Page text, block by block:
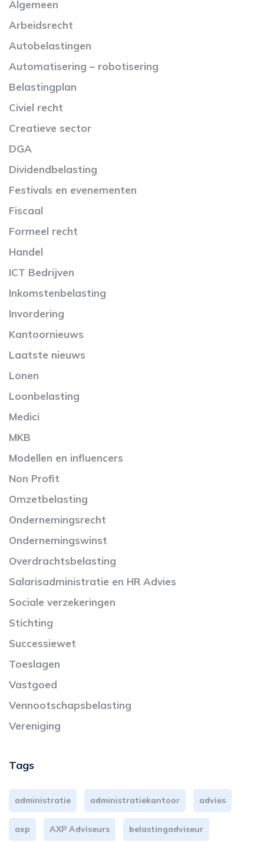
Algemeen
Arbeidsrecht
Autobelastingen
Automatisering – robotisering
Belastingplan
Civiel recht
Creatieve sector
DGA
Dividendbelasting
Festivals en evenementen
Fiscaal
Formeel recht
Handel
ICT Bedrijven
Inkomstenbelasting
Invordering
Kantoornieuws
Laatste nieuws
Lonen
Loonbelasting
Medici
MKB
Modellen en influencers
Non Profit
Omzetbelasting
Ondernemingsrecht
Ondernemingswinst
Overdrachtsbelasting
Salarisadministratie en HR Advies
Sociale verzekeringen
Stichting
Successiewet
Toeslagen
Vastgoed
Vennootschapsbelasting
Vereniging
Tags
administratie administratiekantoor advies
axp AXP Adviseurs belastingadviseur